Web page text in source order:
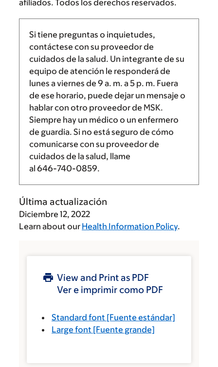
afiliados. Todos los derechos reservados.
Si tiene preguntas o inquietudes,
contáctese con su proveedor de
cuidados de la salud. Un integrante de su
equipo de atención le responderá de
lunes a viernes de 9 a. m. a5 p. m. Fuera
de ese horario, puede dejar un mensaje o
hablar con otro proveedor de MSK.
Siempre hay un médico o un enfermero
de guardia. Si no está seguro de cómo
comunicarse con su proveedor de
cuidados de la salud, llame
al 646-740-0859.
Última actualización
Diciembre 12, 2022
Learn about our Health Information Policy.
View and Print as PDF
Ver e imprimir como PDF
Standard font [Fuente estándar]
Large font [Fuente grande]